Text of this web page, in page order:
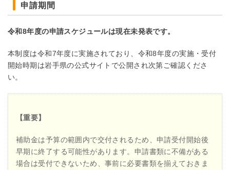
申請期間
令和8年度の申請スケジュールは現在未発表です。
本制度は令和7年度に実施されており、令和8年度の実施・受付
開始時期は岩手県の公式サイトで公開され次第ご確認くださ
い。
【重要】
補助金は予算の範囲内で交付されるため、申請受付開始後
早期に終了する可能性があります。申請書類に不備がある
場合は受付できないため、事前に必要書類を揃えておきま